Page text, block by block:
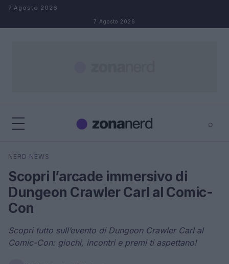
Salta al contenuto
7 Agosto 2026
7 Agosto 2026
⌕
Cerca
NERD NEWS
Scopri l’arcade immersivo di
Dungeon Crawler Carl al Comic-
Con
Scopri tutto sull’evento di Dungeon Crawler Carl al
Comic-Con: giochi, incontri e premi ti aspettano!